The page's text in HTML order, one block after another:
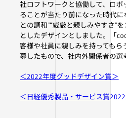
社ロフトワークと協働して、ロボ
ることが当たり前になった時代に
との調和”“威厳と親しみやすさ”
としたデザインとしました。「
客様や社員に親しみを持ってもら
募したもので、社内外関係者の選
＜2022年度グッドデザイン賞＞
＜日経優秀製品・サービス賞